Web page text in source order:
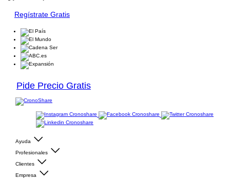
Regístrate Gratis
Pide Precio Gratis
Ayuda
Profesionales
Clientes
Empresa